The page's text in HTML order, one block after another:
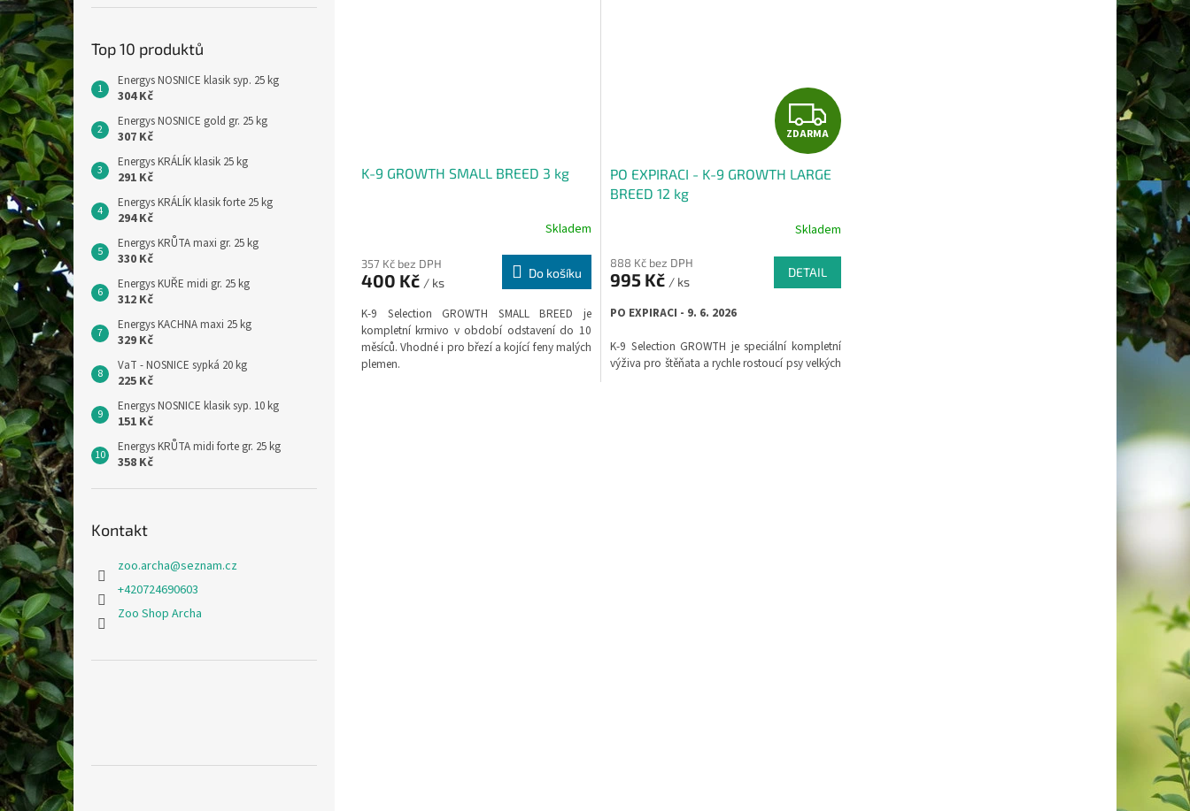
Top 10 produktů
Energys NOSNICE klasik syp. 25 kg
304 Kč
Energys NOSNICE gold gr. 25 kg
307 Kč
Energys KRÁLÍK klasik 25 kg
291 Kč
Energys KRÁLÍK klasik forte 25 kg
294 Kč
Energys KRŮTA maxi gr. 25 kg
330 Kč
Energys KUŘE midi gr. 25 kg
312 Kč
Energys KACHNA maxi 25 kg
329 Kč
VaT - NOSNICE sypká 20 kg
225 Kč
Energys NOSNICE klasik syp. 10 kg
151 Kč
Energys KRŮTA midi forte gr. 25 kg
358 Kč
Kontakt
zoo.archa@seznam.cz
+420724690603
Zoo Shop Archa
K-9 GROWTH SMALL BREED 3 kg
Skladem
357 Kč bez DPH
400 Kč / ks
Do košíku
K-9 Selection GROWTH SMALL BREED je
kompletní krmivo v období odstavení do 10
měsíců. Vhodné i pro březí a kojící feny malých
plemen.
Z
D
A
R
M
A
ZDARMA
PO EXPIRACI - K-9 GROWTH LARGE
BREED 12 kg
Skladem
888 Kč bez DPH
995 Kč / ks
DETAIL
PO EXPIRACI - 9. 6. 2026
K-9 Selection GROWTH je speciální kompletní
výživa pro štěňata a rychle rostoucí psy velkých